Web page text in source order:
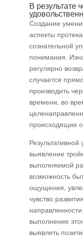
В результате
Создание
аспекты
сознательной
понимания.
регулярно
случается
производить
времени, во
происходящие
выявление
выполняемой
возможность
ощущения,
чувство
выполнение
выявлять